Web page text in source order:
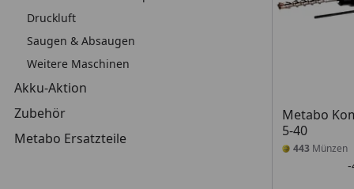
Druckluft
Saugen & Absaugen
Weitere Maschinen
Akku-Aktion
Zubehör
Metabo Ersatzteile
Metabo
5-40
443 Münzen
-